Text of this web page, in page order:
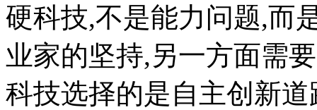
硬科技,不是能力问题,
业家的坚持,另一方面需
科技选择的是自主创新